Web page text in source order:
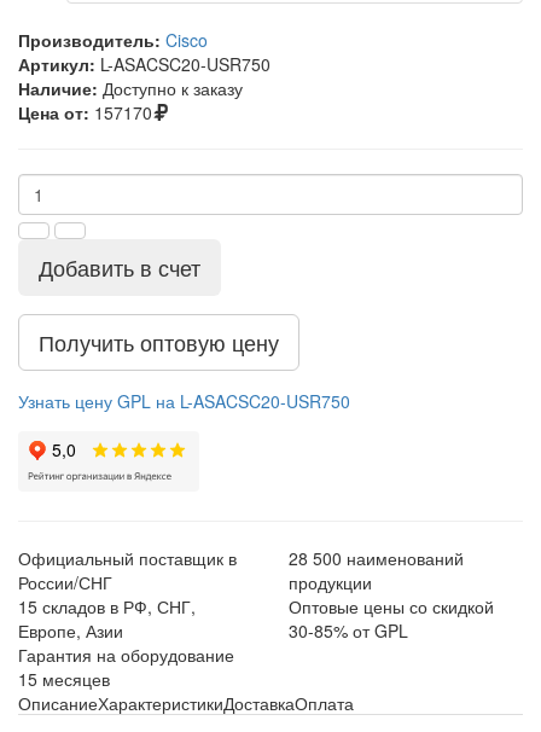
Производитель: Cisco
Артикул: L-ASACSC20-USR750
Наличие: Доступно к заказу
Цена от: 157170
Добавить в счет
Получить оптовую цену
Узнать цену GPL на L-ASACSC20-USR750
Официальный поставщик в
России/СНГ
28 500 наименований
продукции
15 складов в РФ, СНГ,
Европе, Азии
Оптовые цены со скидкой
30-85% от GPL
Гарантия на оборудование
15 месяцев
ОписаниеХарактеристикиДоставкаОплата